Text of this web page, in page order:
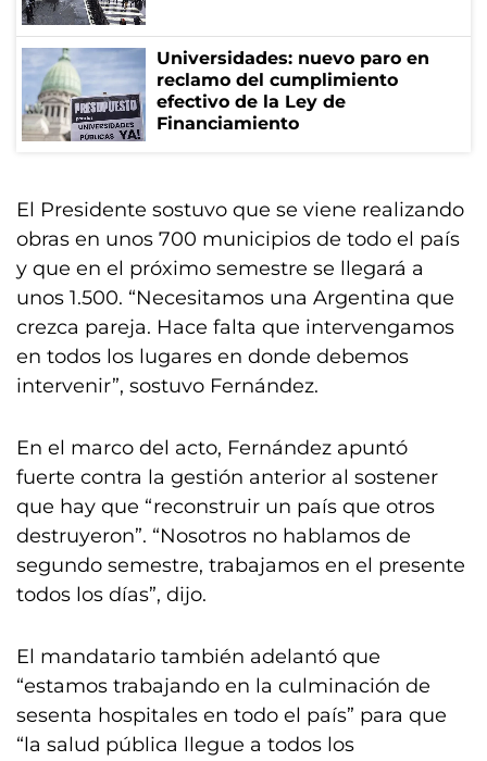
Universidades: nuevo paro en
reclamo del cumplimiento
efectivo de la Ley de
Financiamiento
El Presidente sostuvo que se viene realizando
obras en unos 700 municipios de todo el país
y que en el próximo semestre se llegará a
unos 1.500. “Necesitamos una Argentina que
crezca pareja. Hace falta que intervengamos
en todos los lugares en donde debemos
intervenir”, sostuvo Fernández.
En el marco del acto, Fernández apuntó
fuerte contra la gestión anterior al sostener
que hay que “reconstruir un país que otros
destruyeron”. “Nosotros no hablamos de
segundo semestre, trabajamos en el presente
todos los días”, dijo.
El mandatario también adelantó que
“estamos trabajando en la culminación de
sesenta hospitales en todo el país” para que
“la salud pública llegue a todos los